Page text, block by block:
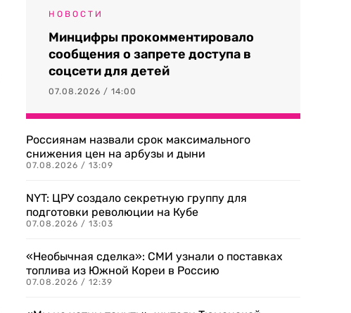
НОВОСТИ
Минцифры прокомментировало
сообщения о запрете доступа в
соцсети для детей
07.08.2026 / 14:00
Россиянам назвали срок максимального
снижения цен на арбузы и дыни
07.08.2026 / 13:09
NYT: ЦРУ создало секретную группу для
подготовки революции на Кубе
07.08.2026 / 13:03
«Необычная сделка»: СМИ узнали о поставках
топлива из Южной Кореи в Россию
07.08.2026 / 12:39